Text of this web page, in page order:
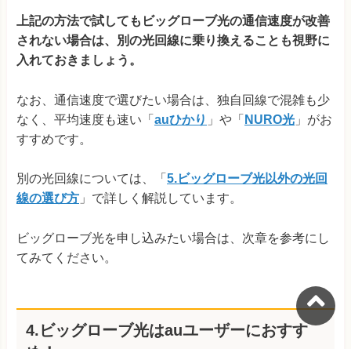
上記の方法で試してもビッグローブ光の通信速度が改善
されない場合は、別の光回線に乗り換えることも視野に
入れておきましょう。
なお、通信速度で選びたい場合は、独自回線で混雑も少
なく、平均速度も速い「 auひかり 」や「 NURO光 」がお
すすめです。
別の光回線については、「 5.ビッグローブ光以外の光回
線の選び方 」で詳しく解説しています。
ビッグローブ光を申し込みたい場合は、次章を参考にし
てみてください。
4.ビッグローブ光はauユーザーにおすす